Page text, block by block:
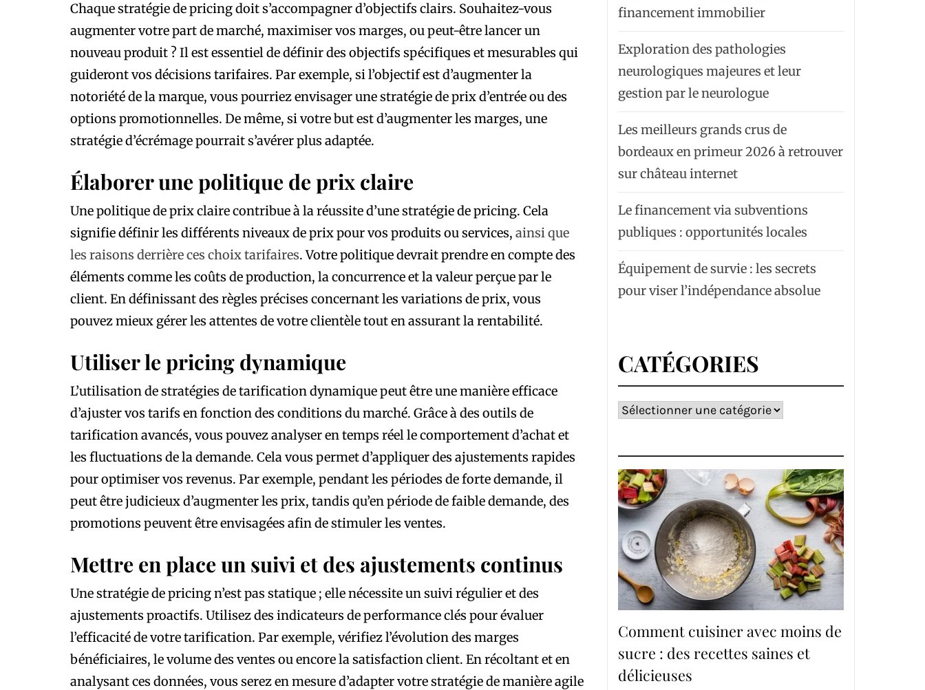
Chaque stratégie de pricing doit s’accompagner d’objectifs clairs. Souhaitez-vous
augmenter votre part de marché, maximiser vos marges, ou peut-être lancer un
nouveau produit ? Il est essentiel de définir des objectifs spécifiques et mesurables qui
guideront vos décisions tarifaires. Par exemple, si l’objectif est d’augmenter la
notoriété de la marque, vous pourriez envisager une stratégie de prix d’entrée ou des
options promotionnelles. De même, si votre but est d’augmenter les marges, une
stratégie d’écrémage pourrait s’avérer plus adaptée.
Élaborer une politique de prix claire
Une politique de prix claire contribue à la réussite d’une stratégie de pricing. Cela
signifie définir les différents niveaux de prix pour vos produits ou services, ainsi que
les raisons derrière ces choix tarifaires. Votre politique devrait prendre en compte des
éléments comme les coûts de production, la concurrence et la valeur perçue par le
client. En définissant des règles précises concernant les variations de prix, vous
pouvez mieux gérer les attentes de votre clientèle tout en assurant la rentabilité.
Utiliser le pricing dynamique
L’utilisation de stratégies de tarification dynamique peut être une manière efficace
d’ajuster vos tarifs en fonction des conditions du marché. Grâce à des outils de
tarification avancés, vous pouvez analyser en temps réel le comportement d’achat et
les fluctuations de la demande. Cela vous permet d’appliquer des ajustements rapides
pour optimiser vos revenus. Par exemple, pendant les périodes de forte demande, il
peut être judicieux d’augmenter les prix, tandis qu’en période de faible demande, des
promotions peuvent être envisagées afin de stimuler les ventes.
Mettre en place un suivi et des ajustements continus
Une stratégie de pricing n’est pas statique ; elle nécessite un suivi régulier et des
ajustements proactifs. Utilisez des indicateurs de performance clés pour évaluer
l’efficacité de votre tarification. Par exemple, vérifiez l’évolution des marges
bénéficiaires, le volume des ventes ou encore la satisfaction client. En récoltant et en
analysant ces données, vous serez en mesure d’adapter votre stratégie de manière agile
financement immobilier
Exploration des pathologies
neurologiques majeures et leur
gestion par le neurologue
Les meilleurs grands crus de
bordeaux en primeur 2026 à retrouver
sur château internet
Le financement via subventions
publiques : opportunités locales
Équipement de survie : les secrets
pour viser l’indépendance absolue
CATÉGORIES
Catégories
Comment cuisiner avec moins de
sucre : des recettes saines et
délicieuses